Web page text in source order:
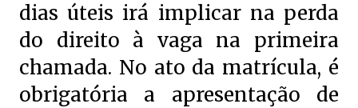
dias úteis irá implicar na perda
do direito à vaga na primeira
chamada. No ato da matrícula, é
obrigatória a apresentação de